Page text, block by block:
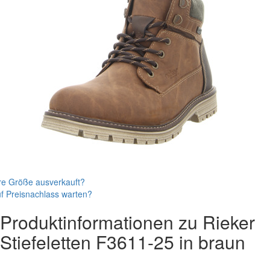
Größe ausverkauft?
Preisnachlass warten?
Produktinformationen zu Rieker
Stiefeletten F3611-25 in braun